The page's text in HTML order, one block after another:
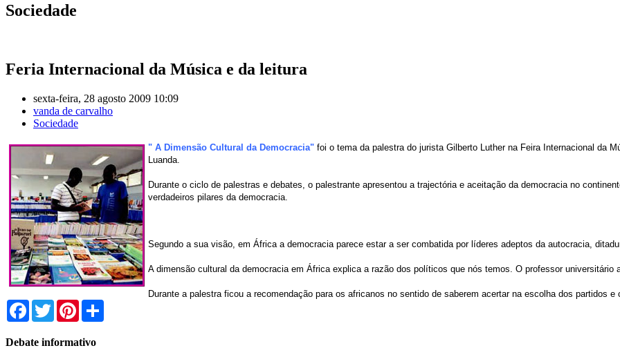
Sociedade
Feria Internacional da Música e da leitura
sexta-feira, 28 agosto 2009 10:09
vanda de carvalho
Sociedade
" A Dimensão Cultural da Democracia" foi o tema da palestra do jurista Gilberto Luther na Feira Internacional da
Luanda.
Durante o ciclo de palestras e debates, o palestrante apresentou a trajectória e aceitação da democracia no
verdadeiros pilares da democracia.
Segundo a sua visão, em África a democracia parece estar a ser combatida por líderes adeptos da autocracia,
A dimensão cultural da democracia em África explica a razão dos políticos que nós temos. O professor
Durante a palestra ficou a recomendação para os africanos no sentido de saberem acertar na escolha dos partidos
Facebook
TwitterPinterest
Debate informativo